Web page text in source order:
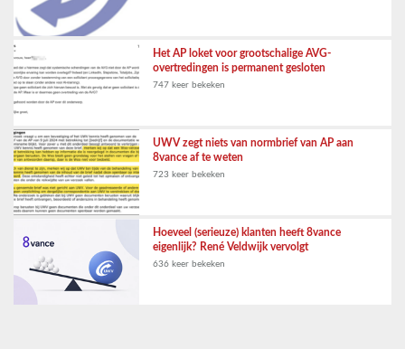
Het AP loket voor grootschalige AVG-
overtredingen is permanent gesloten
747 keer bekeken
UWV zegt niets van normbrief van AP aan
8vance af te weten
723 keer bekeken
Hoeveel (serieuze) klanten heeft 8vance
eigenlijk? René Veldwijk vervolgt
636 keer bekeken